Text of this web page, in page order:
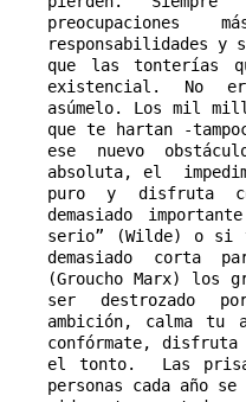
preocupaciones
responsabilidades y
que las tonterías
existencial. No
asúmelo. Los mil
que te hartan -
ese nuevo
absoluta, el
puro y disfruta
demasiado
serio” (Wilde) o si
demasiado corta
(Groucho Marx) los
ser destrozado
ambición, calma tu
confórmate,
el tonto.  Las
personas cada año